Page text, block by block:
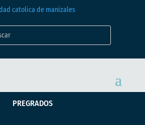
PREGRADOS